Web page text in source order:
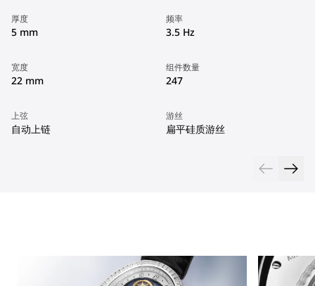
厚度
5 mm
频率
3.5 Hz
宽度
22 mm
组件数量
247
上弦
自动上链
游丝
扁平硅质游丝